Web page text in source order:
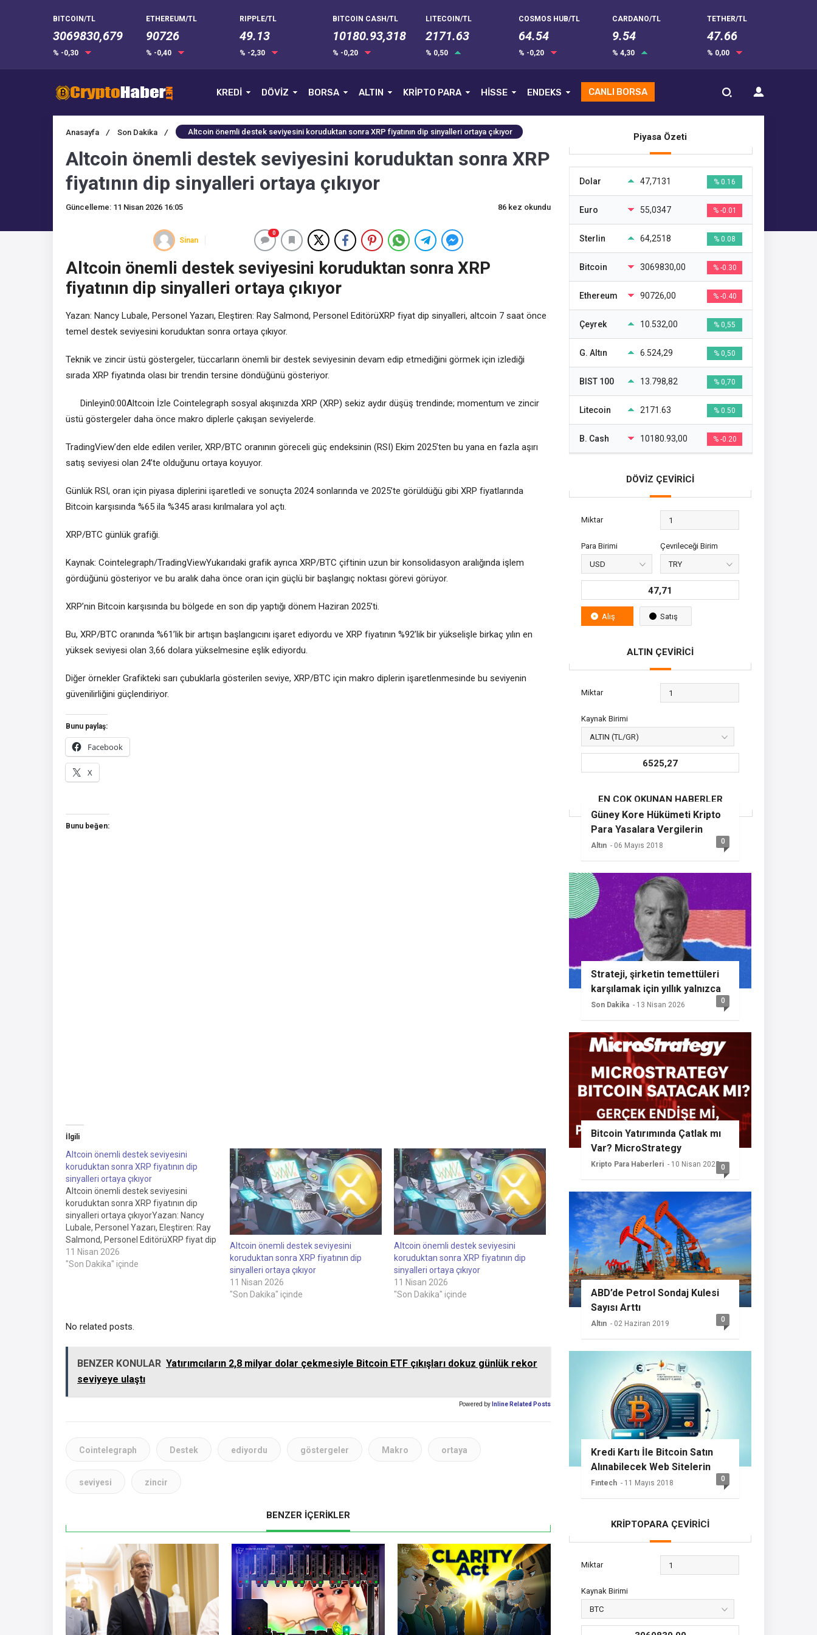
BITCOIN/TL
3069830,679
% -0,30
ETHEREUM/TL
90726
% -0,40
RIPPLE/TL
49.13
% -2,30
BITCOIN CASH/TL
10180.93,318
% -0,20
LITECOIN/TL
2171.63
% 0,50
COSMOS HUB/TL
64.54
% -0,20
CARDANO/TL
9.54
% 4,30
TETHER/TL
47.66
% 0,00
KREDİ DÖVİZ BORSA ALTIN KRİPTO PARA HİSSE ENDEKS CANLI BORSA
Anasayfa / Son Dakika / Altcoin önemli destek seviyesini koruduktan sonra XRP fiyatının dip sinyalleri ortaya çıkıyor
Altcoin önemli destek seviyesini koruduktan sonra XRP
fiyatının dip sinyalleri ortaya çıkıyor
Güncelleme: 11 Nisan 2026 16:05 86 kez okundu
Sinan
0
Altcoin önemli destek seviyesini koruduktan sonra XRP
fiyatının dip sinyalleri ortaya çıkıyor
Yazan: Nancy Lubale, Personel Yazarı, Eleştiren: Ray Salmond, Personel EditörüXRP fiyat dip sinyalleri, altcoin 7 saat önce
temel destek seviyesini koruduktan sonra ortaya çıkıyor.
Teknik ve zincir üstü göstergeler, tüccarların önemli bir destek seviyesinin devam edip etmediğini görmek için izlediği
sırada XRP fiyatında olası bir trendin tersine döndüğünü gösteriyor.
Dinleyin0:00Altcoin İzle Cointelegraph sosyal akışınızda XRP (XRP) sekiz aydır düşüş trendinde; momentum ve zincir
üstü göstergeler daha önce makro diplerle çakışan seviyelerde.
TradingView’den elde edilen veriler, XRP/BTC oranının göreceli güç endeksinin (RSI) Ekim 2025’ten bu yana en fazla aşırı
satış seviyesi olan 24’te olduğunu ortaya koyuyor.
Günlük RSI, oran için piyasa diplerini işaretledi ve sonuçta 2024 sonlarında ve 2025’te görüldüğü gibi XRP fiyatlarında
Bitcoin karşısında %65 ila %345 arası kırılmalara yol açtı.
XRP/BTC günlük grafiği.
Kaynak: Cointelegraph/TradingViewYukarıdaki grafik ayrıca XRP/BTC çiftinin uzun bir konsolidasyon aralığında işlem
gördüğünü gösteriyor ve bu aralık daha önce oran için güçlü bir başlangıç noktası görevi görüyor.
XRP’nin Bitcoin karşısında bu bölgede en son dip yaptığı dönem Haziran 2025’ti.
Bu, XRP/BTC oranında %61’lik bir artışın başlangıcını işaret ediyordu ve XRP fiyatının %92’lik bir yükselişle birkaç yılın en
yüksek seviyesi olan 3,66 dolara yükselmesine eşlik ediyordu.
Diğer örnekler Grafikteki sarı çubuklarla gösterilen seviye, XRP/BTC için makro diplerin işaretlenmesinde bu seviyenin
güvenilirliğini güçlendiriyor.
Bunu paylaş:
Facebook
X
Bunu beğen:
İlgili
Altcoin önemli destek seviyesini
koruduktan sonra XRP fiyatının dip
sinyalleri ortaya çıkıyor
Altcoin önemli destek seviyesini
koruduktan sonra XRP fiyatının dip
sinyalleri ortaya çıkıyorYazan: Nancy
Lubale, Personel Yazarı, Eleştiren: Ray
Salmond, Personel EditörüXRP fiyat dip
sinyalleri, altcoin 7 saat önce temel
destek seviyesini koruduktan sonra
11 Nisan 2026
"Son Dakika" içinde
Altcoin önemli destek seviyesini
koruduktan sonra XRP fiyatının dip
sinyalleri ortaya çıkıyor
11 Nisan 2026
"Son Dakika" içinde
Altcoin önemli destek seviyesini
koruduktan sonra XRP fiyatının dip
sinyalleri ortaya çıkıyor
11 Nisan 2026
"Son Dakika" içinde
No related posts.
BENZER KONULAR Yatırımcıların 2,8 milyar dolar çekmesiyle Bitcoin ETF çıkışları dokuz günlük rekor
seviyeye ulaştı
Powered by Inline Related Posts
Cointelegraph Destek ediyordu göstergeler Makro ortaya
seviyesi zincir
BENZER İÇERİKLER
Piyasa Özeti
Dolar 47,7131 % 0.16
Euro 55,0347 % -0.01
Sterlin 64,2518 % 0.08
Bitcoin 3069830,00 % -0.30
Ethereum 90726,00 % -0.40
Çeyrek 10.532,00 % 0,55
G. Altın 6.524,29 % 0,50
BIST 100 13.798,82 % 0,70
Litecoin 2171.63 % 0.50
B. Cash 10180.93,00 % -0.20
DÖVİZ ÇEVİRİCİ
Miktar
Para Birimi Çevrileceği Birim
47,71
Alış Satış
ALTIN ÇEVİRİCİ
Miktar
Kaynak Birimi
6525,27
EN ÇOK OKUNAN HABERLER
Güney Kore Hükümeti Kripto
Para Yasalara Vergilerin
Getireceğini Açıkladı
Altın - 06 Mayıs 2018 0
Strateji, şirketin temettüleri
karşılamak için yıllık yalnızca
%2 BTC büyümesine ihtiyaç
duyması nedeniyle başka bir
Bitcoin alımının sinyalini
veriyor
Son Dakika - 13 Nisan 2026 0
Bitcoin Yatırımında Çatlak mı
Var? MicroStrategy
Sessizliğini Koruyor
Kripto Para Haberleri - 10 Nisan 20250
ABD’de Petrol Sondaj Kulesi
Sayısı Arttı
Altın - 02 Haziran 2019 0
Kredi Kartı İle Bitcoin Satın
Alınabilecek Web Sitelerin
Listesi
Fıntech - 11 Mayıs 2018 0
KRİPTOPARA ÇEVİRİCİ
Miktar
Kaynak Birimi